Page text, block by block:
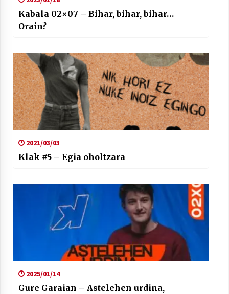
Kabala 02×07 – Bihar, bihar, bihar…
Orain?
2021/03/03
Klak #5 – Egia oholtzara
2025/01/14
Gure Garaian – Astelehen urdina,